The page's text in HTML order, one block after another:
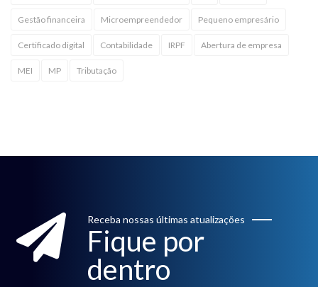
Gestão financeira Microempreendedor Pequeno empresário
Certificado digital Contabilidade IRPF Abertura de empresa
MEI MP Tributação
Receba nossas últimas atualizações
Fique por
dentro